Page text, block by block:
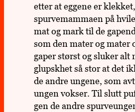
etter at eggene er
spur­ve­mam­maen på
mat og mark til de
som den mater og mater
gaper størst og sluker alt
glupsk­het så stor at det
de andre ungene, som
un­gen vokser. Til slutt
gen de andre